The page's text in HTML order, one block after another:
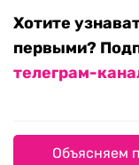
Хотите
первыми?
телеграм-
Объясняем